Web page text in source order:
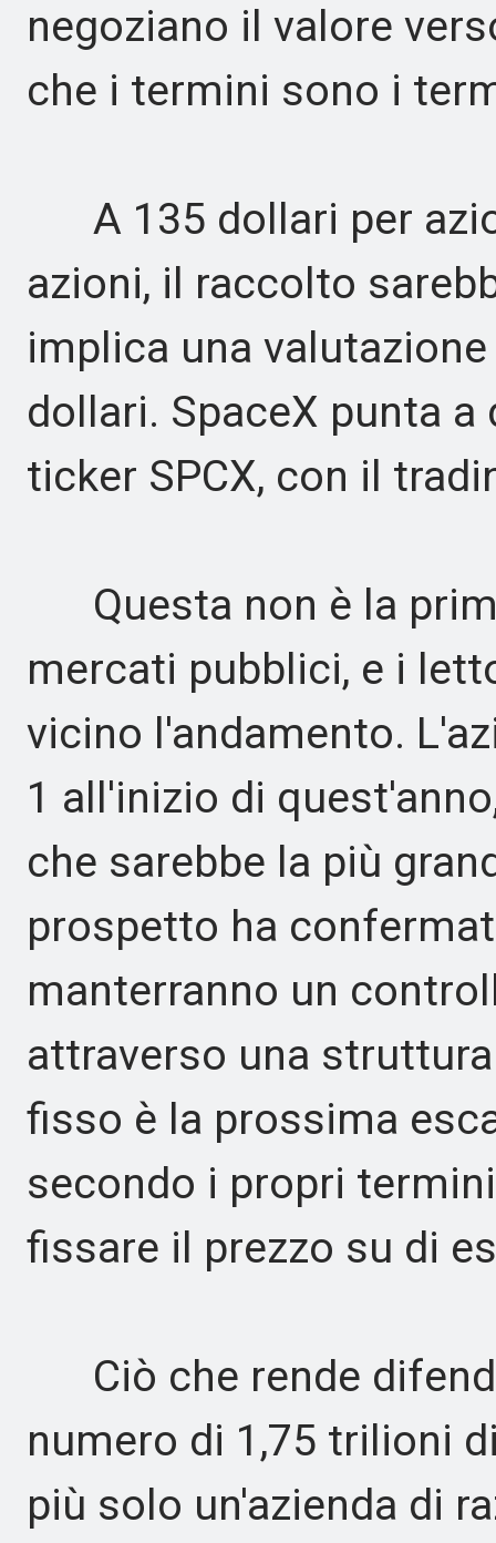
negoziano il valore
che i termini sono i
A 135 dollari per
azioni, il raccolto
implica una
dollari. SpaceX punta
ticker SPCX, con il
Questa non è la
mercati pubblici, e i
vicino l'andamento.
1 all'inizio di
che sarebbe la più
prospetto ha
manterranno un
attraverso una
fisso è la prossima
secondo i propri
fissare il prezzo su di
Ciò che rende
numero di 1,75 trilioni
più solo un'azienda di